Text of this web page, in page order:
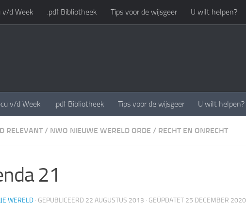
v/d Week .pdf Bibliotheek Tips voor de wijsgeer U wilt helpen?
v/d Week .pdf Bibliotheek Tips voor de wijsgeer U wilt helpen?
RELEVANT / NWO NIEUWE WERELD ORDE / RECHT EN ONRECHT
21
WERELD · GEPUBLICEERD 22 AUGUSTUS 2013 · GEÜPDATET 25 DECEMBER 2020